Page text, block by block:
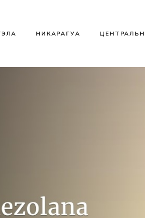
НИКАРАГУА